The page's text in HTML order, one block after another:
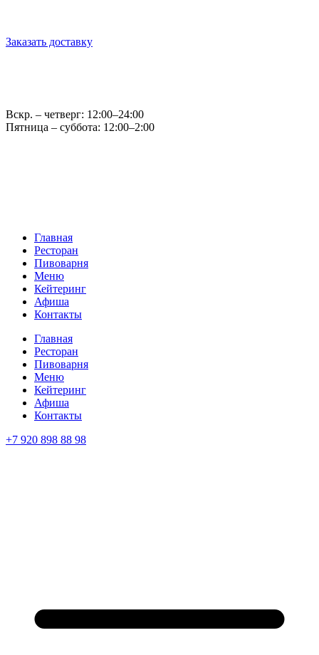
Заказать доставку
Вскр. – четверг: 12:00–24:00
Пятница – суббота: 12:00–2:00
Главная
Ресторан
Пивоварня
Меню
Кейтеринг
Афиша
Контакты
Главная
Ресторан
Пивоварня
Меню
Кейтеринг
Афиша
Контакты
+7 920 898 88 98